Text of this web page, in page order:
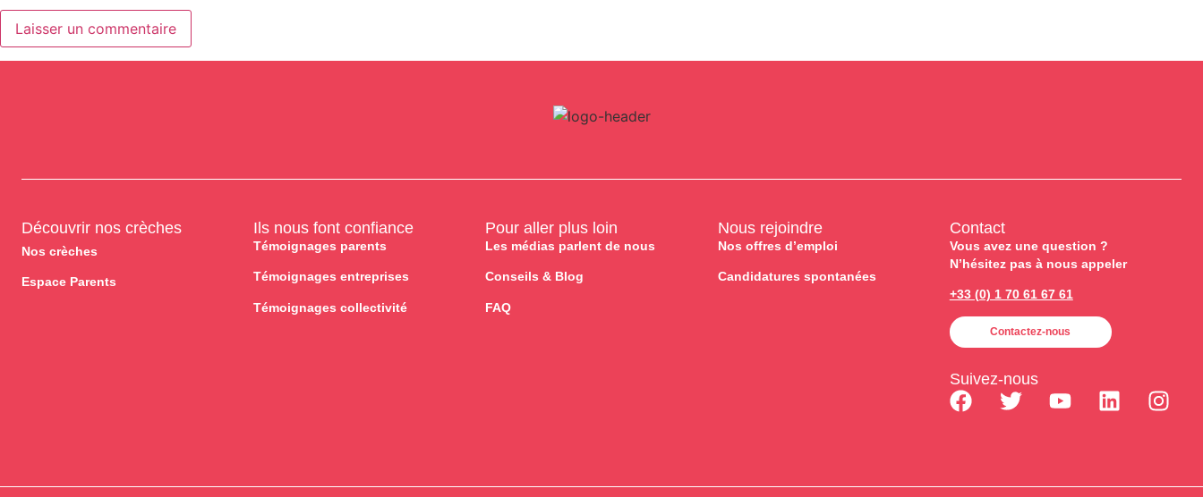
Découvrir nos crèches
Nos crèches
Espace Parents
Ils nous font confiance
Témoignages parents
Témoignages entreprises
Témoignages collectivité
Pour aller plus loin
Les médias parlent de nous
Conseils & Blog
FAQ
Nous rejoindre
Nos offres d’emploi
Candidatures spontanées
Contact
Vous avez une question ?
N’hésitez pas à nous appeler
+33 (0) 1 70 61 67 61
Contactez-nous
Suivez-nous